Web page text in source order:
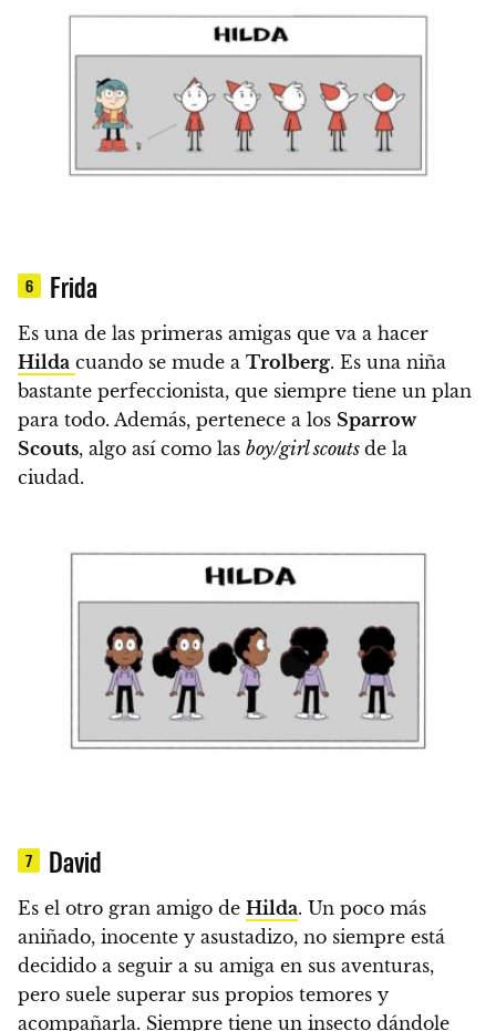
6 Frida
Es una de las primeras amigas que va a hacer
Hilda cuando se mude a Trolberg. Es una niña
bastante perfeccionista, que siempre tiene un plan
para todo. Además, pertenece a los Sparrow
Scouts, algo así como las boy/girl scouts de la
ciudad.
7 David
Es el otro gran amigo de Hilda. Un poco más
aniñado, inocente y asustadizo, no siempre está
decidido a seguir a su amiga en sus aventuras,
pero suele superar sus propios temores y
acompañarla. Siempre tiene un insecto dándole